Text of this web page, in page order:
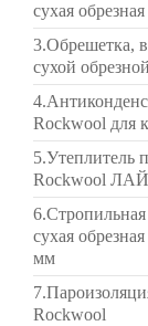
сухая
3.Обрешетка,
сухой
Rockwool для
5.Утеплитель
Rockwool
сухая
мм
Rockwool